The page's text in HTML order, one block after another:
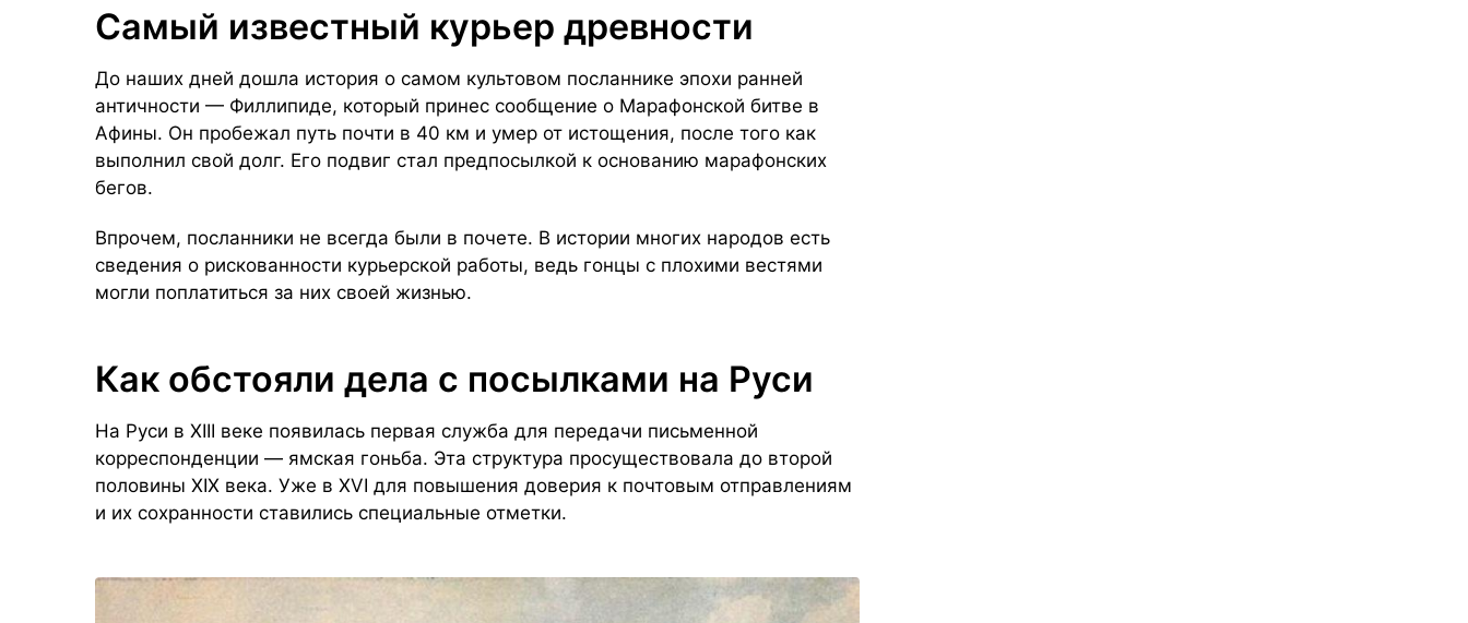
Самый известный курьер древности
До наших дней дошла история о самом культовом посланнике эпохи ранней
античности — Филлипиде, который принес сообщение о Марафонской битве в
Афины. Он пробежал путь почти в 40 км и умер от истощения, после того как
выполнил свой долг. Его подвиг стал предпосылкой к основанию марафонских
бегов.
Впрочем, посланники не всегда были в почете. В истории многих народов есть
сведения о рискованности курьерской работы, ведь гонцы с плохими вестями
могли поплатиться за них своей жизнью.
Как обстояли дела с посылками на Руси
На Руси в XIII веке появилась первая служба для передачи письменной
корреспонденции — ямская гоньба. Эта структура просуществовала до второй
половины XIX века. Уже в XVI для повышения доверия к почтовым отправлениям
и их сохранности ставились специальные отметки.